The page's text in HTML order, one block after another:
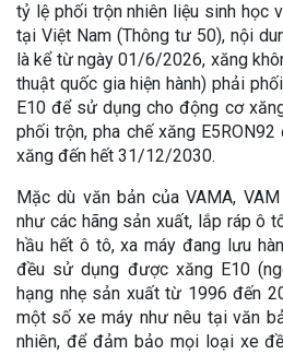
tỷ lệ phối trộn nhiên liệu sinh học
tại Việt Nam (Thông tư 50), nội
là kể từ ngày 01/6/2026, xăng
thuật quốc gia hiện hành) phải
E10 để sử dụng cho động cơ
phối trộn, pha chế xăng
xăng đến hết 31/12/2030.
Mặc dù văn bản của VAMA,
như các hãng sản xuất, lắp ráp ô
hầu hết ô tô, xa máy đang lưu
đều sử dụng được xăng E10
hạng nhẹ sản xuất từ 1996 đến
một số xe máy như nêu tại văn
nhiên, để đảm bảo mọi loại xe